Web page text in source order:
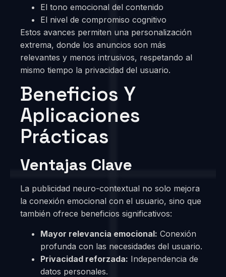
El tono emocional del contenido
El nivel de compromiso cognitivo
Estos avances permiten una personalización
extrema, donde los anuncios son más
relevantes y menos intrusivos, respetando al
mismo tiempo la privacidad del usuario.
Beneficios Y
Aplicaciones
Prácticas
Ventajas Clave
La publicidad neuro-contextual no solo mejora
la conexión emocional con el usuario, sino que
también ofrece beneficios significativos:
Mayor relevancia emocional: Conexión
profunda con las necesidades del usuario.
Privacidad reforzada: Independencia de
datos personales.